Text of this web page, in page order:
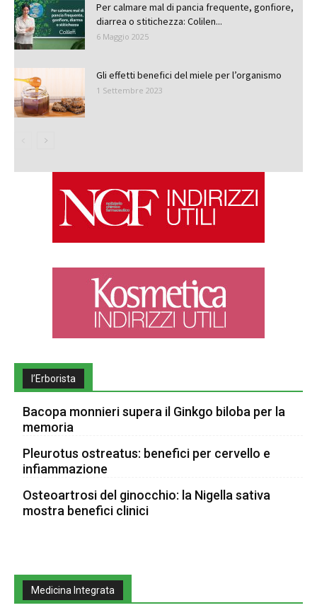
Per calmare mal di pancia frequente, gonfiore,
diarrea o stitichezza: Colilen...
6 Maggio 2025
Gli effetti benefici del miele per l’organismo
1 Settembre 2023
l’Erborista
Bacopa monnieri supera il Ginkgo biloba per la
memoria
Pleurotus ostreatus: benefici per cervello e
infiammazione
Osteoartrosi del ginocchio: la Nigella sativa
mostra benefici clinici
Medicina Integrata